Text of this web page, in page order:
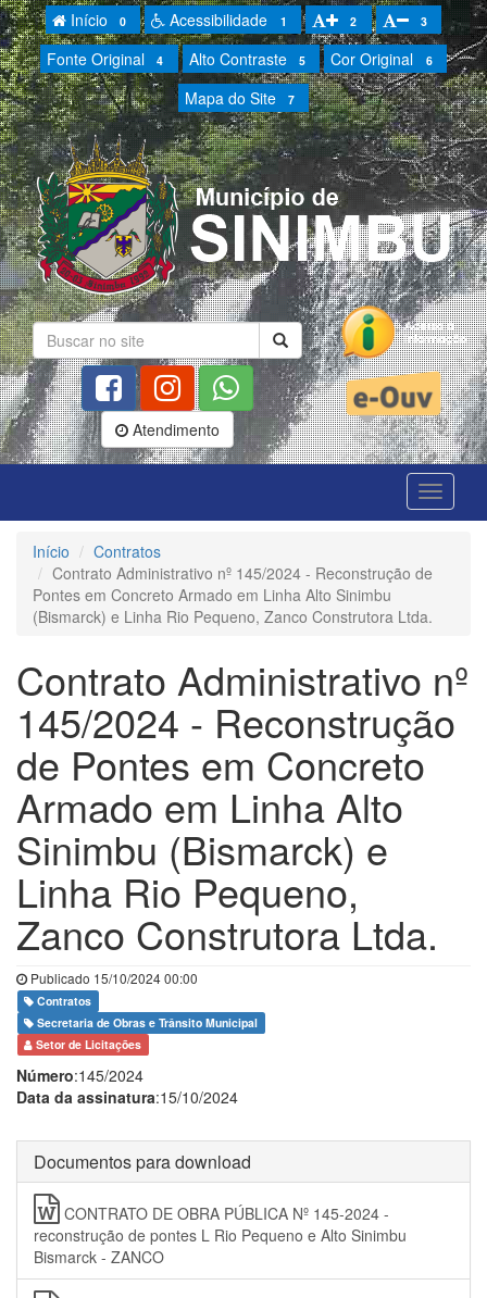
Início 0 Acessibilidade 1 2 3
Fonte Original 4 Alto Contraste 5 Cor Original 6
Mapa do Site 7
Atendimento
Início
Contratos
Contrato Administrativo nº 145/2024 - Reconstrução de
Pontes em Concreto Armado em Linha Alto Sinimbu
(Bismarck) e Linha Rio Pequeno, Zanco Construtora Ltda.
Contrato Administrativo nº
145/2024 - Reconstrução
de Pontes em Concreto
Armado em Linha Alto
Sinimbu (Bismarck) e
Linha Rio Pequeno,
Zanco Construtora Ltda.
Publicado 15/10/2024 00:00
Contratos
Secretaria de Obras e Trânsito Municipal
Setor de Licitações
Número:145/2024
Data da assinatura:15/10/2024
Documentos para download
CONTRATO DE OBRA PÚBLICA Nº 145-2024 -
reconstrução de pontes L Rio Pequeno e Alto Sinimbu
Bismarck - ZANCO